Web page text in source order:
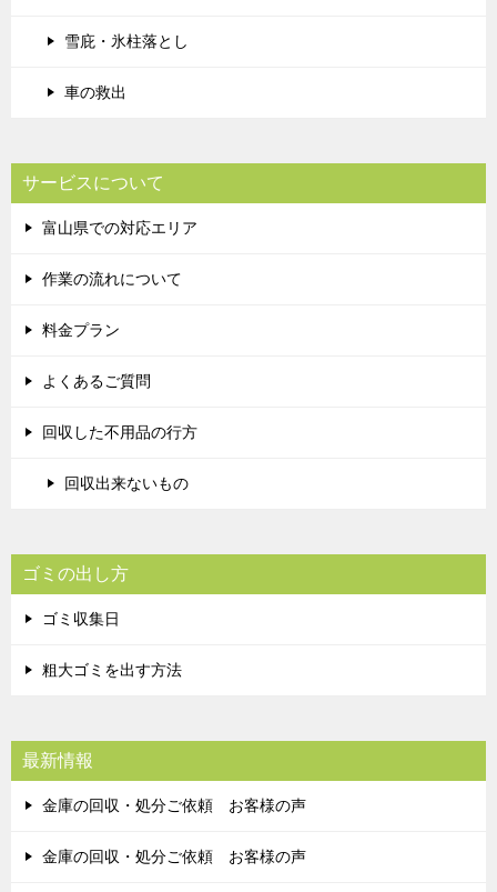
雪庇・氷柱落とし
車の救出
サービスについて
富山県での対応エリア
作業の流れについて
料金プラン
よくあるご質問
回収した不用品の行方
回収出来ないもの
ゴミの出し方
ゴミ収集日
粗大ゴミを出す方法
最新情報
金庫の回収・処分ご依頼 お客様の声
金庫の回収・処分ご依頼 お客様の声